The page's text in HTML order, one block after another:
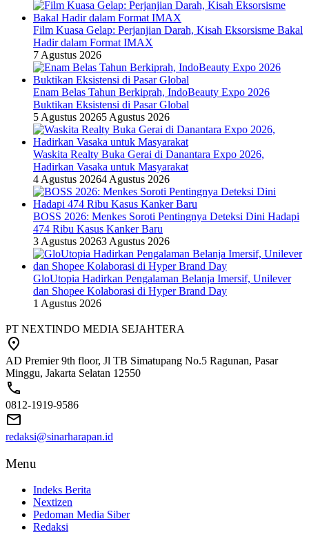
Film Kuasa Gelap: Perjanjian Darah, Kisah Eksorsisme Bakal
Hadir dalam Format IMAX
7 Agustus 2026
Enam Belas Tahun Berkiprah, IndoBeauty Expo 2026
Buktikan Eksistensi di Pasar Global
5 Agustus 20265 Agustus 2026
Waskita Realty Buka Gerai di Danantara Expo 2026,
Hadirkan Vasaka untuk Masyarakat
4 Agustus 20264 Agustus 2026
BOSS 2026: Menkes Soroti Pentingnya Deteksi Dini Hadapi
474 Ribu Kasus Kanker Baru
3 Agustus 20263 Agustus 2026
GloUtopia Hadirkan Pengalaman Belanja Imersif, Unilever
dan Shopee Kolaborasi di Hyper Brand Day
1 Agustus 2026
PT NEXTINDO MEDIA SEJAHTERA
AD Premier 9th floor, Jl TB Simatupang No.5 Ragunan, Pasar
Minggu, Jakarta Selatan 12550
0812-1919-9586
redaksi@sinarharapan.id
Menu
Indeks Berita
Nextizen
Pedoman Media Siber
Redaksi